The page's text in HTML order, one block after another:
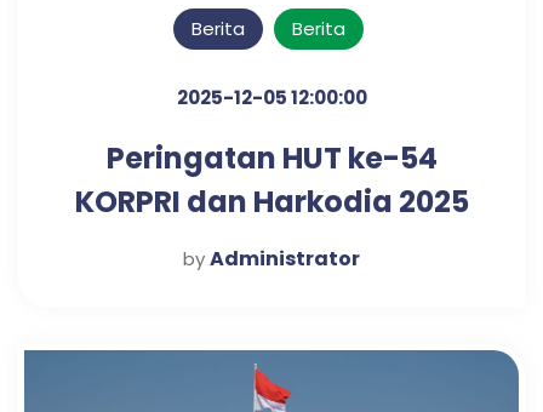
Berita Berita
2025-12-05 12:00:00
Peringatan HUT ke-54
KORPRI dan Harkodia 2025
Kabupaten Pasuruan
byAdministrator